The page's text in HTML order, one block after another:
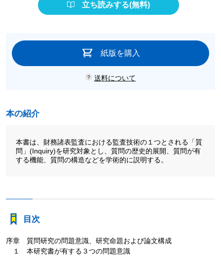
立ち読みする(無料)
紙版を購入
送料について
本の紹介
本書は、財務諸表監査における監査技術の１つとされる「質
問」(Inquiry)を研究対象とし、質問の歴史的展開、質問が有
する機能、質問の構造などを学術的に説明する。
目次
序章 質問研究の問題意識、研究命題および論文構成
１ 本研究書が有する３つの問題意識